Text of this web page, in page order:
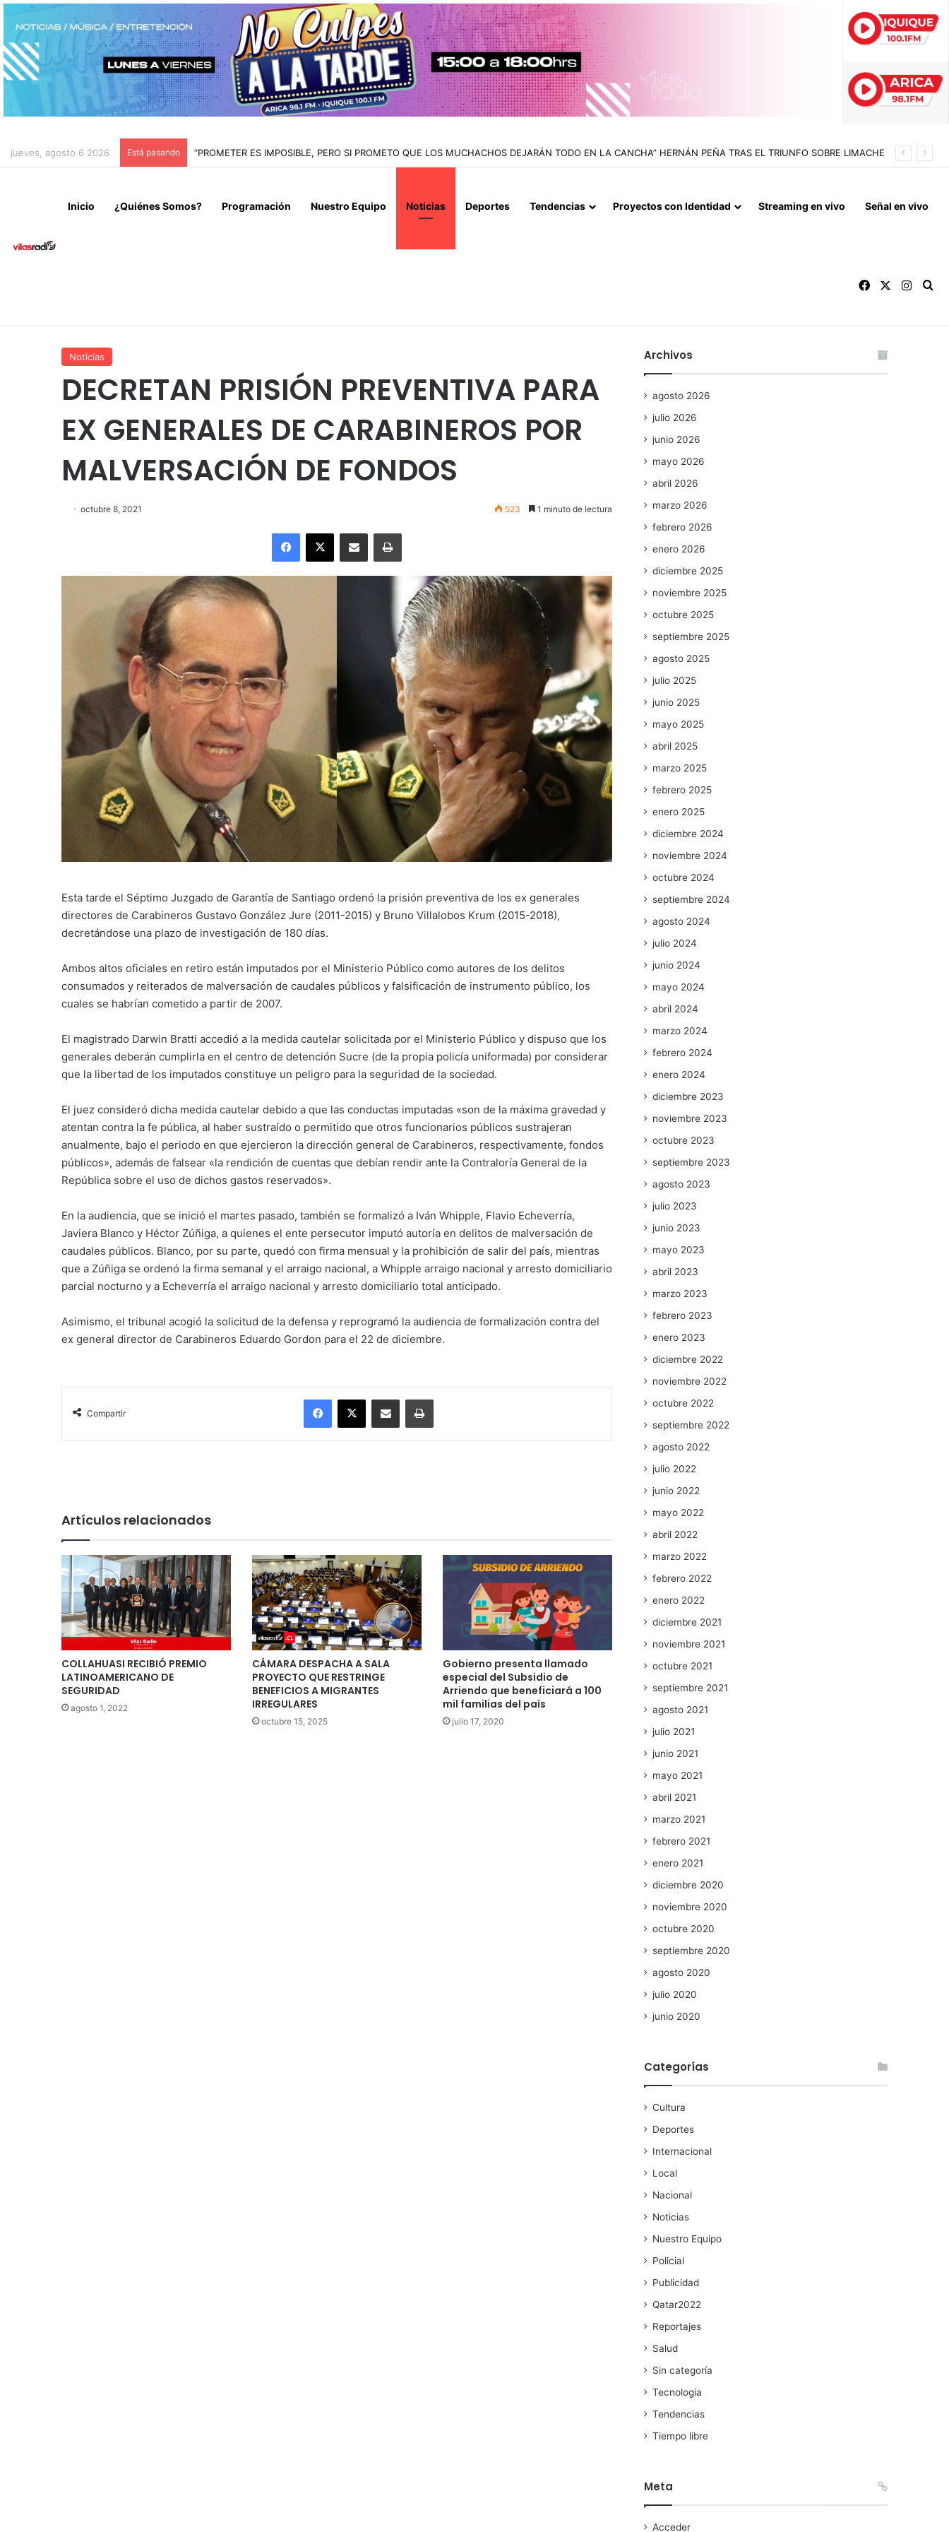
jueves, agosto 6 2026 Está pasando JUSTICIA VALIDA DESALOJO EN CERRO CHUÑO POR RIESGO DE SANIDAD Y POLIMETALES
Inicio ¿Quiénes Somos? Programación Nuestro Equipo Noticias Deportes Tendencias Proyectos con Identidad Streaming en vivo Señal en vivo
Facebook
Noticias
DECRETAN PRISIÓN PREVENTIVA PARA
EX GENERALES DE CARABINEROS POR
MALVERSACIÓN DE FONDOS
octubre 8, 2021 523 1 minuto de lectura
Facebook
X Enviar vía email Imprimir
Esta tarde el Séptimo Juzgado de Garantía de Santiago ordenó la prisión preventiva de los ex generales
directores de Carabineros Gustavo González Jure (2011-2015) y Bruno Villalobos Krum (2015-2018),
decretándose una plazo de investigación de 180 días.
Ambos altos oficiales en retiro están imputados por el Ministerio Público como autores de los delitos
consumados y reiterados de malversación de caudales públicos y falsificación de instrumento público, los
cuales se habrían cometido a partir de 2007.
El magistrado Darwin Bratti accedió a la medida cautelar solicitada por el Ministerio Público y dispuso que los
generales deberán cumplirla en el centro de detención Sucre (de la propia policía uniformada) por considerar
que la libertad de los imputados constituye un peligro para la seguridad de la sociedad.
El juez consideró dicha medida cautelar debido a que las conductas imputadas «son de la máxima gravedad y
atentan contra la fe pública, al haber sustraído o permitido que otros funcionarios públicos sustrajeran
anualmente, bajo el periodo en que ejercieron la dirección general de Carabineros, respectivamente, fondos
públicos», además de falsear «la rendición de cuentas que debían rendir ante la Contraloría General de la
República sobre el uso de dichos gastos reservados».
En la audiencia, que se inició el martes pasado, también se formalizó a Iván Whipple, Flavio Echeverría,
Javiera Blanco y Héctor Zúñiga, a quienes el ente persecutor imputó autoría en delitos de malversación de
caudales públicos. Blanco, por su parte, quedó con firma mensual y la prohibición de salir del país, mientras
que a Zúñiga se ordenó la firma semanal y el arraigo nacional, a Whipple arraigo nacional y arresto domiciliario
parcial nocturno y a Echeverría el arraigo nacional y arresto domiciliario total anticipado.
Asimismo, el tribunal acogió la solicitud de la defensa y reprogramó la audiencia de formalización contra del
ex general director de Carabineros Eduardo Gordon para el 22 de diciembre.
Compartir
Facebook
X Enviar vía email Imprimir
Artículos relacionados
COLLAHUASI RECIBIÓ PREMIO
LATINOAMERICANO DE
SEGURIDAD
agosto 1, 2022
CÁMARA DESPACHA A SALA
PROYECTO QUE RESTRINGE
BENEFICIOS A MIGRANTES
IRREGULARES
octubre 15, 2025
Gobierno presenta llamado
especial del Subsidio de
Arriendo que beneficiará a 100
mil familias del país
julio 17, 2020
Archivos
agosto 2026
julio 2026
junio 2026
mayo 2026
abril 2026
marzo 2026
febrero 2026
enero 2026
diciembre 2025
noviembre 2025
octubre 2025
septiembre 2025
agosto 2025
julio 2025
junio 2025
mayo 2025
abril 2025
marzo 2025
febrero 2025
enero 2025
diciembre 2024
noviembre 2024
octubre 2024
septiembre 2024
agosto 2024
julio 2024
junio 2024
mayo 2024
abril 2024
marzo 2024
febrero 2024
enero 2024
diciembre 2023
noviembre 2023
octubre 2023
septiembre 2023
agosto 2023
julio 2023
junio 2023
mayo 2023
abril 2023
marzo 2023
febrero 2023
enero 2023
diciembre 2022
noviembre 2022
octubre 2022
septiembre 2022
agosto 2022
julio 2022
junio 2022
mayo 2022
abril 2022
marzo 2022
febrero 2022
enero 2022
diciembre 2021
noviembre 2021
octubre 2021
septiembre 2021
agosto 2021
julio 2021
junio 2021
mayo 2021
abril 2021
marzo 2021
febrero 2021
enero 2021
diciembre 2020
noviembre 2020
octubre 2020
septiembre 2020
agosto 2020
julio 2020
junio 2020
Categorías
Cultura
Deportes
Internacional
Local
Nacional
Noticias
Nuestro Equipo
Policial
Publicidad
Qatar2022
Reportajes
Salud
Sin categoría
Tecnología
Tendencias
Tiempo libre
Meta
Acceder